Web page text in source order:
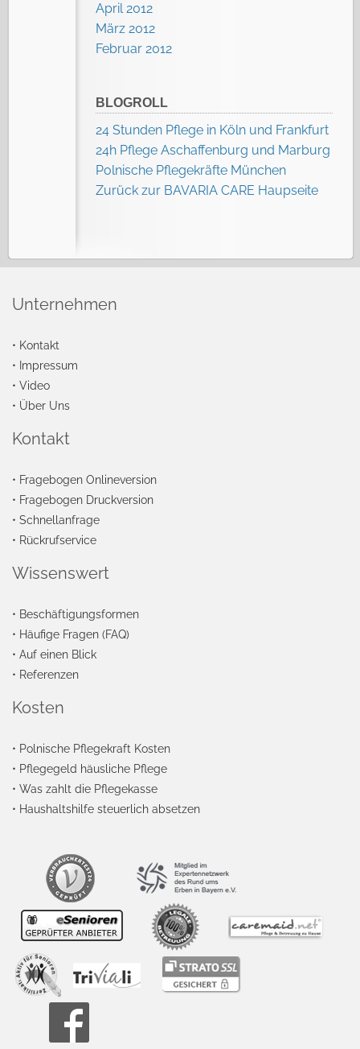
April 2012
März 2012
Februar 2012
BLOGROLL
24 Stunden Pflege in Köln und Frankfurt
24h Pflege Aschaffenburg und Marburg
Polnische Pflegekräfte München
Zurück zur BAVARIA CARE Haupseite
Unternehmen
• Kontakt
• Impressum
• Video
• Über Uns
Kontakt
• Fragebogen Onlineversion
• Fragebogen Druckversion
• Schnellanfrage
• Rückrufservice
Wissenswert
• Beschäftigungsformen
• Häufige Fragen (FAQ)
• Auf einen Blick
• Referenzen
Kosten
• Polnische Pflegekraft Kosten
• Pflegegeld häusliche Pflege
• Was zahlt die Pflegekasse
• Haushaltshilfe steuerlich absetzen